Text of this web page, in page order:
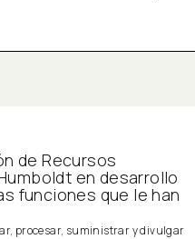
de Recursos
en desarrollo
funciones que le han
procesar, suministrar y divulgar